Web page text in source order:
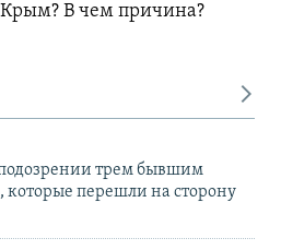
Крым? В чем причина?
трем бывшим
перешли на сторону